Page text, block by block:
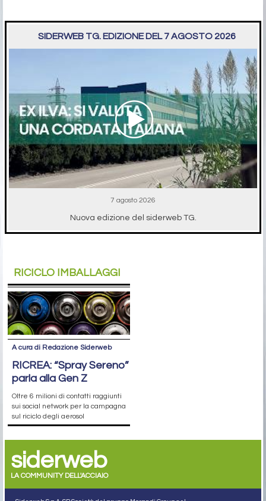
SIDERWEB TG. EDIZIONE DEL 7 AGOSTO 2026
7 agosto 2026
Nuova edizione del siderweb TG.
RICICLO IMBALLAGGI
A cura di Redazione Siderweb
RICREA: “Spray Sereno”
parla alla Gen Z
Oltre 6 milioni di contatti raggiunti
sui social network per la campagna
sul riciclo degli aerosol
siderweb
LA COMMUNITY DELL'ACCIAIO